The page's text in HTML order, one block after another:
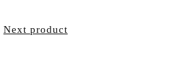
Next product